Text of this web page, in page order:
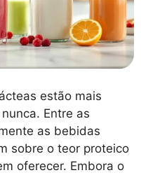
estão mais
Entre as
as bebidas
sobre o teor proteico
oferecer. Embora o